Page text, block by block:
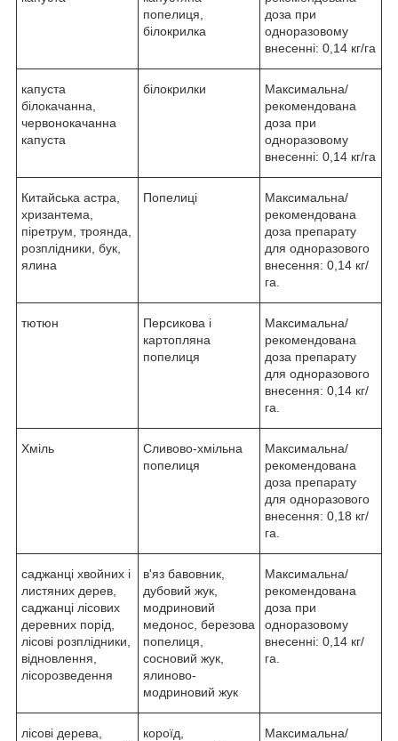
попелиця,
білокрилка
доза при
одноразовому
внесенні: 0,14 кг/га
капуста
білокачанна,
червонокачанна
капуста
білокрилки
Максимальна/
рекомендована
доза при
одноразовому
внесенні: 0,14 кг/га
Китайська астра,
хризантема,
піретрум, троянда,
розплідники, бук,
ялина
Попелиці
Максимальна/
рекомендована
доза препарату
для одноразового
внесення: 0,14 кг/
га.
тютюн
Персикова і
картопляна
попелиця
Максимальна/
рекомендована
доза препарату
для одноразового
внесення: 0,14 кг/
га.
Хміль
Сливово-хмільна
попелиця
Максимальна/
рекомендована
доза препарату
для одноразового
внесення: 0,18 кг/
га.
саджанці хвойних і
листяних дерев,
саджанці лісових
деревних порід,
лісові розплідники,
відновлення,
лісорозведення
в'яз бавовник,
дубовий жук,
модриновий
медонос, березова
попелиця,
сосновий жук,
ялиново-
модриновий жук
Максимальна/
рекомендована
доза при
одноразовому
внесенні: 0,14 кг/
га.
лісові дерева,
короїд,
Максимальна/